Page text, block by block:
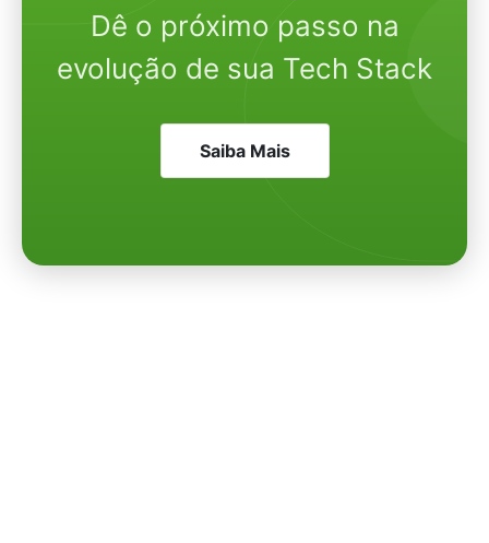
Dê o próximo passo na
evolução de sua Tech Stack
Saiba Mais